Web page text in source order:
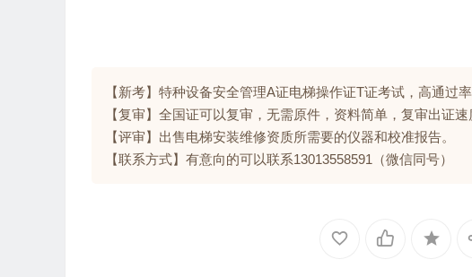
【新考】特种设备安全管理A证电梯操作证T证考试，高通过
【复审】全国证可以复审，无需原件，资料简单，复审出证
【评审】出售电梯安装维修资质所需要的仪器和校准报告。
【联系方式】有意向的可以联系13013558591（微信同号）